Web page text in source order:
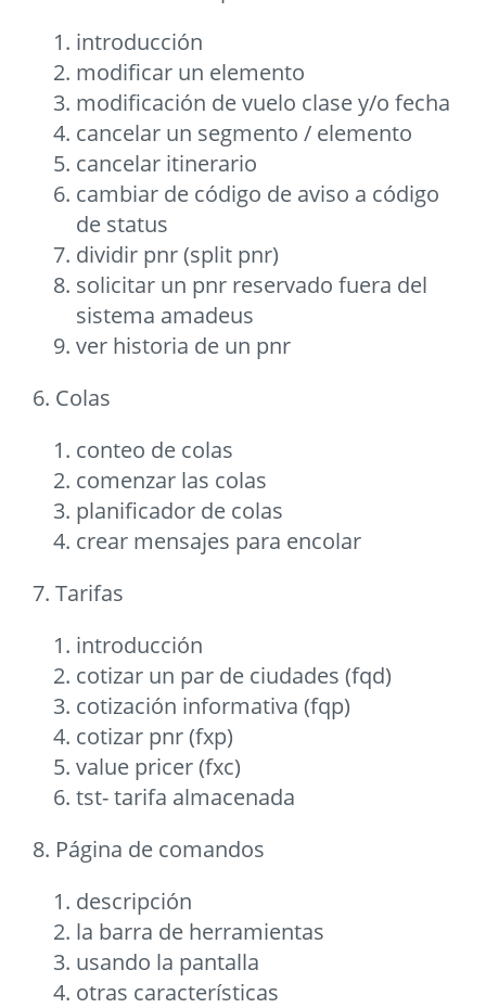
introducción
modificar un elemento
modificación de vuelo clase y/o fecha
cancelar un segmento / elemento
cancelar itinerario
cambiar de código de aviso a código
de status
dividir pnr (split pnr)
solicitar un pnr reservado fuera del
sistema amadeus
ver historia de un pnr
6. Colas
conteo de colas
comenzar las colas
planificador de colas
crear mensajes para encolar
7. Tarifas
introducción
cotizar un par de ciudades (fqd)
cotización informativa (fqp)
cotizar pnr (fxp)
value pricer (fxc)
tst- tarifa almacenada
8. Página de comandos
descripción
la barra de herramientas
usando la pantalla
otras características